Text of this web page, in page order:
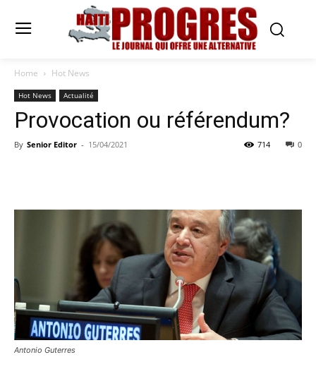
Home Hot News
Hot News Actualité
Provocation ou référendum?
By Senior Editor - 15/04/2021 0
714
Antonio Guterres